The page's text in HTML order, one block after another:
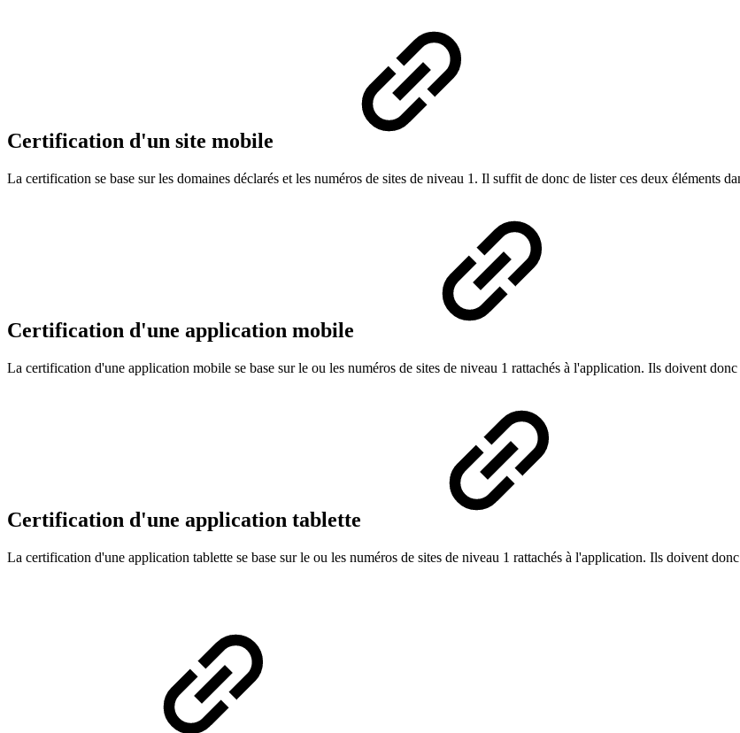
Certification d'un site mobile
La certification se base sur les domaines déclarés et les numéros de sites de niveau 1. Il suffit de donc de lister ces deux éléments
Certification d'une application mobile
La certification d'une application mobile se base sur le ou les numéros de sites de niveau 1 rattachés à l'application. Ils doivent
Certification d'une application tablette
La certification d'une application tablette se base sur le ou les numéros de sites de niveau 1 rattachés à l'application. Ils doivent